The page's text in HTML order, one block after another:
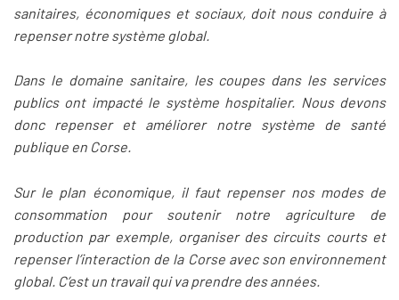
sanitaires, économiques et sociaux, doit nous conduire à
repenser notre système global.
Dans le domaine sanitaire, les coupes dans les services
publics ont impacté le système hospitalier. Nous devons
donc repenser et améliorer notre système de santé
publique en Corse.
Sur le plan économique, il faut repenser nos modes de
consommation pour soutenir notre agriculture de
production par exemple, organiser des circuits courts et
repenser l’interaction de la Corse avec son environnement
global. C’est un travail qui va prendre des années.